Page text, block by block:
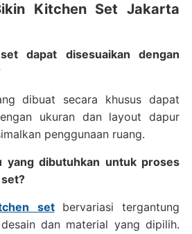
Kitchen Set Jakarta
dapat disesuaikan dengan
dibuat secara khusus dapat
ukuran dan layout dapur
penggunaan ruang.
yang dibutuhkan untuk proses
set
bervariasi tergantung
dan material yang dipilih.